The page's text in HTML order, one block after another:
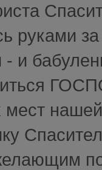
руками
- и
мест